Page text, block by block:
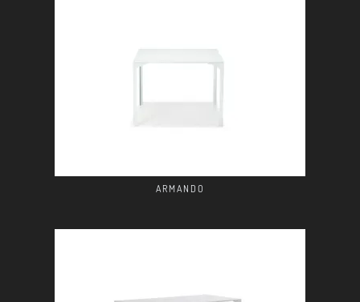
ARMANDO